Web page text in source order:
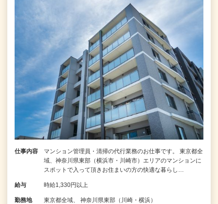
仕事内容
マンション管理員・清掃の代行業務のお仕事です。 東京都全
域、神奈川県東部（横浜市・川崎市）エリアのマンションに
スポットで入って頂きお住まいの方の快適な暮らし…
給与 時給1,330円以上
勤務地 東京都全域、 神奈川県東部（川崎・横浜）